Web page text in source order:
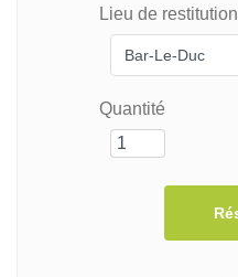
Lieu de restitution
Quantité